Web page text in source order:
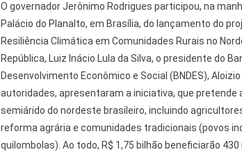
O governador Jerônimo Rodrigues participou, na
Palácio do Planalto, em Brasília, do lançamento do
Resiliência Climática em Comunidades Rurais no
República, Luiz Inácio Lula da Silva, o presidente do
Desenvolvimento Econômico e Social (BNDES),
autoridades, apresentaram a iniciativa, que pretende
semiárido do nordeste brasileiro, incluindo
reforma agrária e comunidades tradicionais (povos
quilombolas). Ao todo, R$ 1,75 bilhão beneficiarão 430